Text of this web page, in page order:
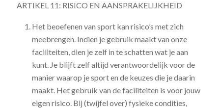
ARTIKEL 11: RISICO EN AANSPRAKELIJKHEID
Het beoefenen van sport kan risico’s met zich
meebrengen. Indien je gebruik maakt van onze
faciliteiten, dien je zelf in te schatten wat je aan
kunt. Je blijft zelf altijd verantwoordelijk voor de
manier waarop je sport en de keuzes die je daarin
maakt. Het gebruik van de faciliteiten is voor jouw
eigen risico. Bij (twijfel over) fysieke condities,